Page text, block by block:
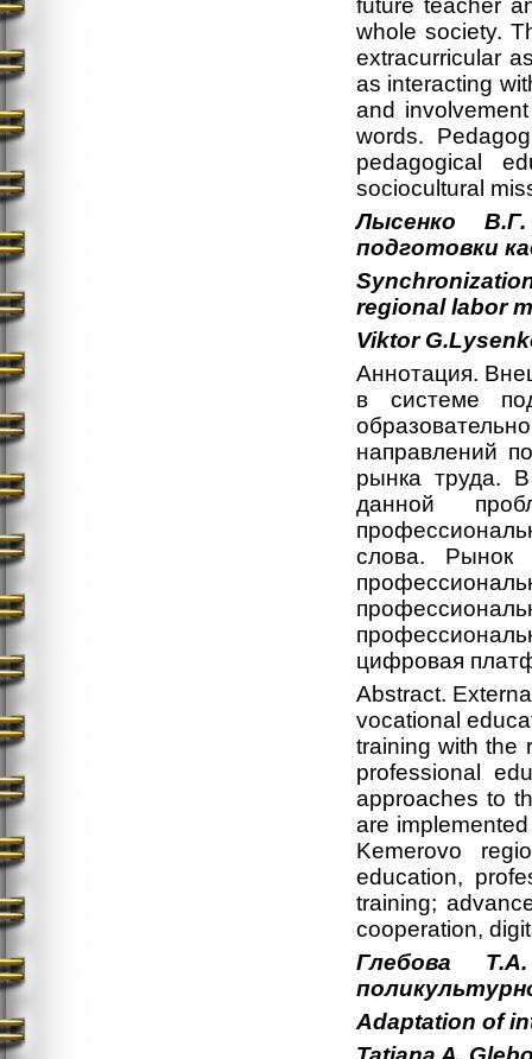
future teacher
whole society.
extracurricular
as interacting
and
words.
pedagogical
sociocultural
Лысенко В.Г.
подготовки
regional labor
ViktorG.
Аннотация.
в системе
направлений
рынка труда.
данной
слова. Рынок
цифровая
Abstract.
vocational
training with the
professional
approaches to
are
Kemerovo
education,
training;
cooperation,
Глебова
Adaptation of